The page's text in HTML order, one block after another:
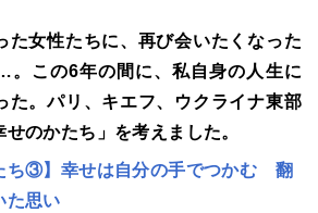
た女性たちに、再び会いたくなった
この6年の間に、私自身の人生に
た。パリ、キエフ、ウクライナ東部
のかたち」を考えました。
ち③】幸せは自分の手でつかむ 翻
た思い